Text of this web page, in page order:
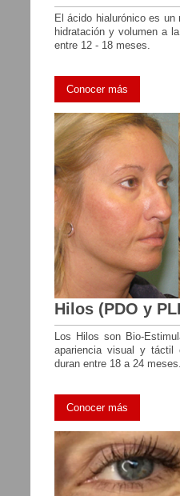
El ácido hialurónico es un
hidratación y volumen a
entre 12 - 18 meses.
Conocer más
Hilos (PDO y
Los Hilos son Bio-
apariencia visual y táctil
duran entre 18 a 24 meses.
Conocer más